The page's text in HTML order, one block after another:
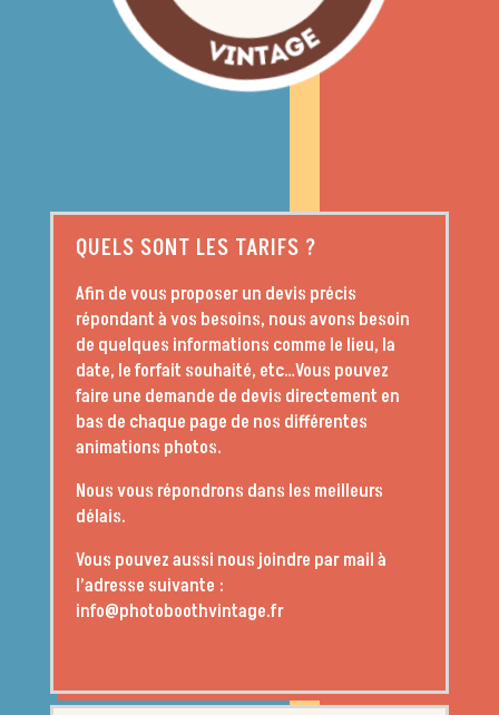
QUELS SONT LES TARIFS ?
Afin de vous proposer un devis précis
répondant à vos besoins, nous avons besoin
de quelques informations comme le lieu, la
date, le forfait souhaité, etc…Vous pouvez
faire une demande de devis directement en
bas de chaque page de nos différentes
animations photos.
Nous vous répondrons dans les meilleurs
délais.
Vous pouvez aussi nous joindre par mail à
l’adresse suivante :
info@photoboothvintage.fr